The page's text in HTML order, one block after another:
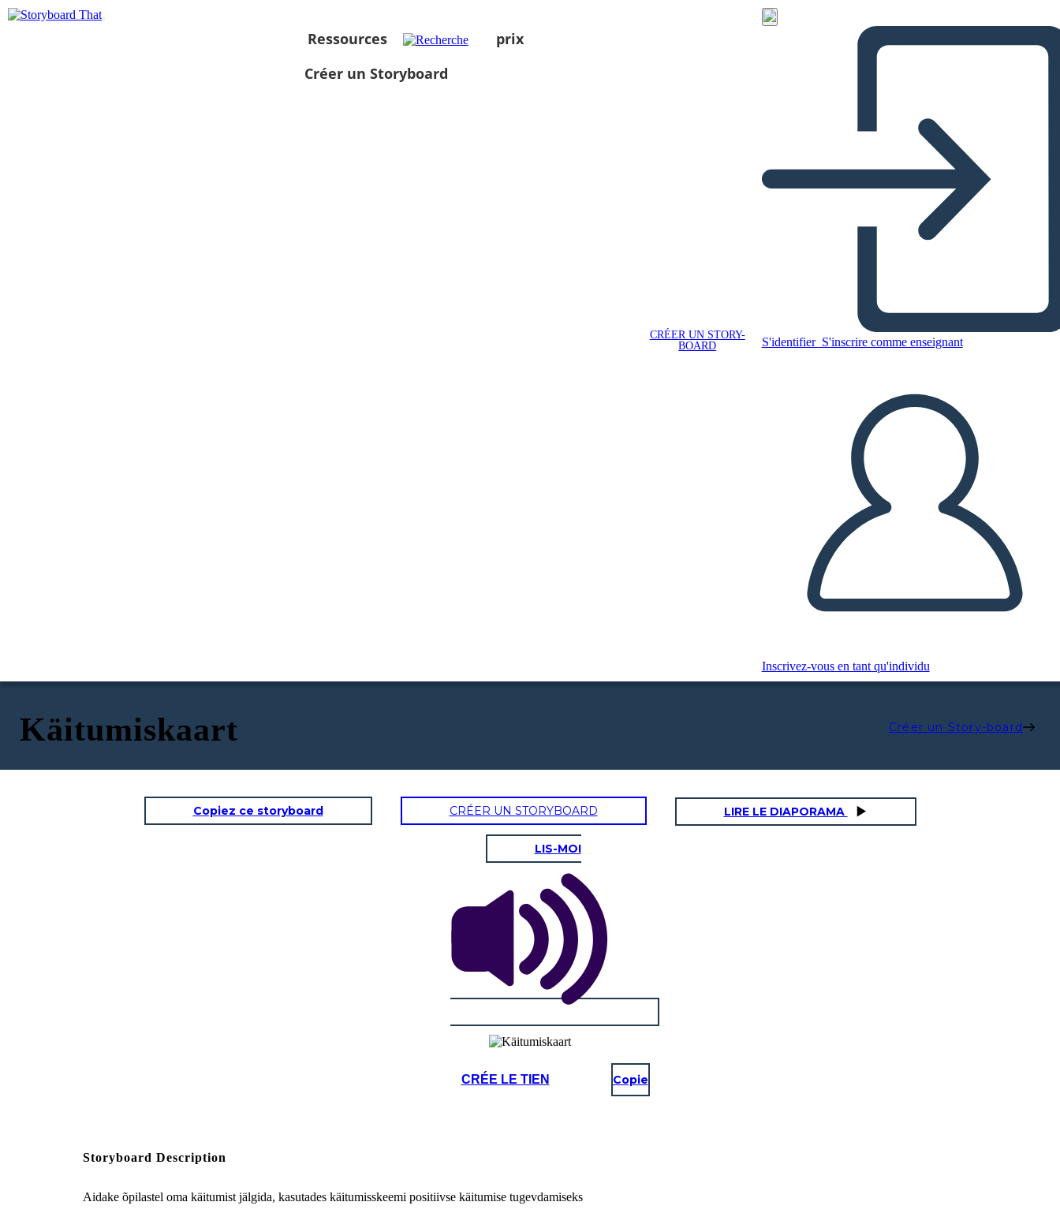
Ressources
prix
Créer un Storyboard
CRÉER UN STORY-
BOARD
S'identifier S'inscrire comme enseignant
Inscrivez-vous en tant qu'individu
Käitumiskaart Créer un Story-board
Copiez ce storyboard CRÉER UN STORYBOARD LIRE LE DIAPORAMA
LIS-MOI
CRÉE LE TIEN Copie
Storyboard Description
Aidake õpilastel oma käitumist jälgida, kasutades käitumisskeemi positiivse käitumise tugevdamiseks